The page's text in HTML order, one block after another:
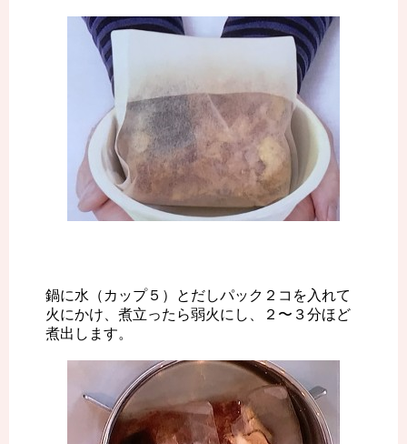
鍋に水（カップ５）とだしパック２コを入れて
火にかけ、煮立ったら弱火にし、２〜３分ほど
煮出します。